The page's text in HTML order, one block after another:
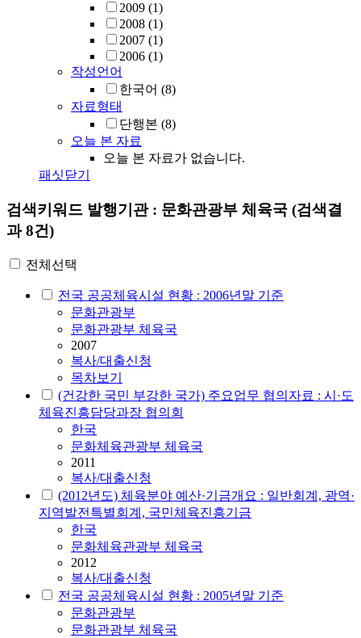
2009 (1)
2008 (1)
2007 (1)
2006 (1)
작성언어
한국어 (8)
자료형태
단행본 (8)
오늘 본 자료
오늘 본 자료가 없습니다.
패싯닫기
검색키워드 발행기관 : 문화관광부 체육국 (검색결
과 8건)
전체선택
전국 공공체육시설 현황 : 2006년말 기준
문화관광부
문화관광부 체육국
2007
복사/대출신청
목차보기
(건강한 국민 부강한 국가) 주요업무 협의자료 : 시·도
체육진흥담당과장 협의회
한국
문화체육관광부 체육국
2011
복사/대출신청
(2012년도) 체육분야 예산·기금개요 : 일반회계, 광역·
지역발전특별회계, 국민체육진흥기금
한국
문화체육관광부 체육국
2012
복사/대출신청
전국 공공체육시설 현황 : 2005년말 기준
문화관광부
문화관광부 체육국